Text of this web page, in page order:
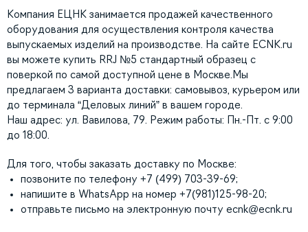
Компания ЕЦНК занимается продажей качественного
оборудования для осуществления контроля качества
выпускаемых изделий на производстве. На сайте ECNK.ru
вы можете купить RRJ №5 стандартный образец с
поверкой по самой доступной цене в Москве.Мы
предлагаем 3 варианта доставки: самовывоз, курьером или
до терминала “Деловых линий” в вашем городе.
Наш адрес: ул. Вавилова, 79. Режим работы: Пн.-Пт. с 9:00
до 18:00.
Для того, чтобы заказать доставку по Москве:
позвоните по телефону +7 (499) 703-39-69;
напишите в WhatsApp на номер +7(981)125-98-20;
отправьте письмо на электронную почту ecnk@ecnk.ru